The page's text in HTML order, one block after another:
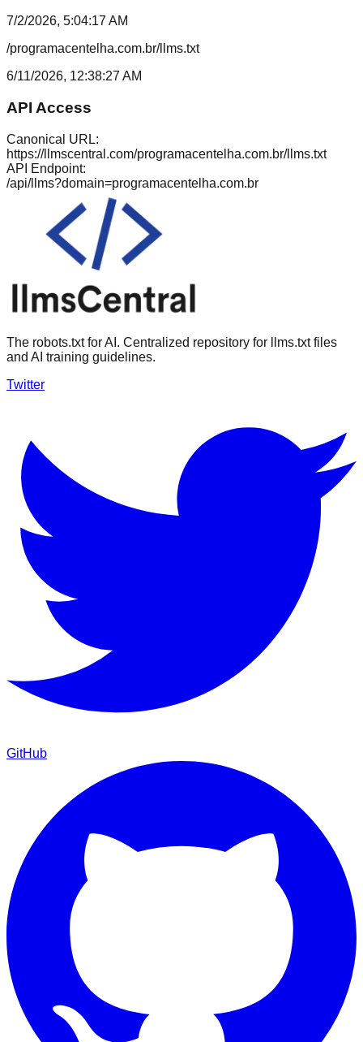
7/2/2026, 5:04:17 AM
/programacentelha.com.br/llms.txt
6/11/2026, 12:38:27 AM
API Access
Canonical URL:
https://llmscentral.com/programacentelha.com.br/llms.txt
API Endpoint:
/api/llms?domain=programacentelha.com.br
The robots.txt for AI. Centralized repository for llms.txt files
and AI training guidelines.
Twitter
GitHub